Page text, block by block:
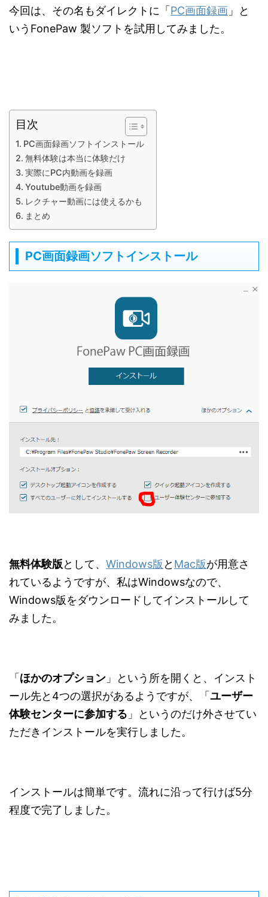
今回は、その名もダイレクトに「PC画面録画 」と
いうFonePaw 製ソフトを試用してみました。
目次
PC画面録画ソフトインストール
無料体験は本当に体験だけ
実際にPC内動画を録画
Youtube動画を録画
レクチャー動画には使えるかも
まとめ
PC画面録画ソフトインストール
無料体験版として、 Windows版 と Mac版が用意さ
れているようですが、私はWindowsなので、
Windows版をダウンロードしてインストールして
みました。
「ほかのオプション 」という所を開くと、インスト
ール先と4つの選択があるようですが、「ユーザー
体験センターに参加する 」というのだけ外させてい
ただきインストールを実行しました。
インストールは簡単です。流れに沿って行けば5分
程度で完了しました。